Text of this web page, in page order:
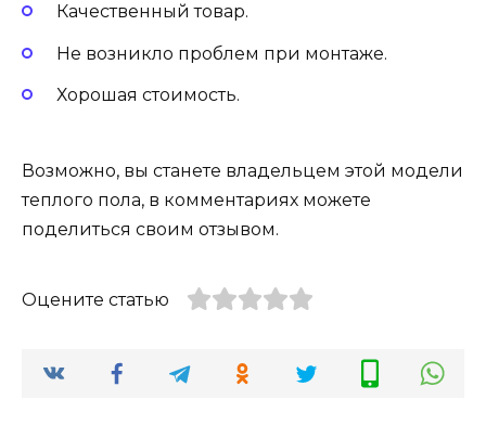
Качественный товар.
Не возникло проблем при монтаже.
Хорошая стоимость.
Возможно, вы станете владельцем этой модели
теплого пола, в комментариях можете
поделиться своим отзывом.
Оцените статью